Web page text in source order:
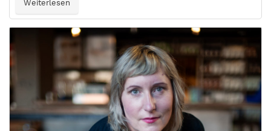
Weiterlesen